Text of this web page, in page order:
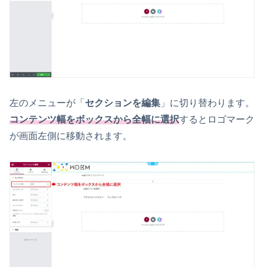
左のメニューが「 セクションを編集 」に切り替わります。
コンテンツ幅をボックスから全幅に選択するとロゴマーク
が画面左側に移動されます。